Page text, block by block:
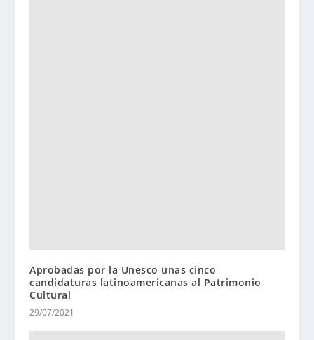
Aprobadas por la Unesco unas cinco
candidaturas latinoamericanas al Patrimonio
Cultural
29/07/2021